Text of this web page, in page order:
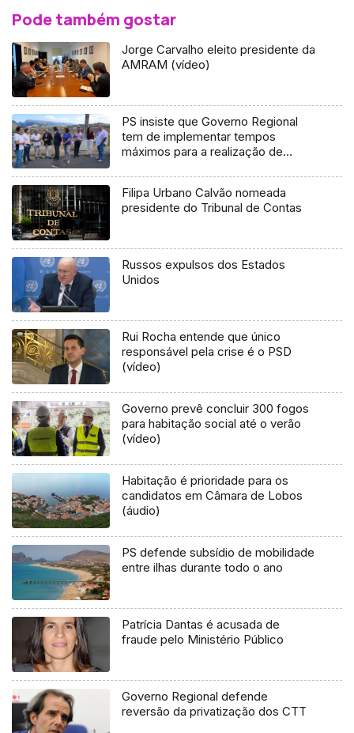
Pode também gostar
Jorge Carvalho eleito presidente da
AMRAM (vídeo)
PS insiste que Governo Regional
tem de implementar tempos
máximos para a realização de
Filipa Urbano Calvão nomeada
presidente do Tribunal de Contas
Russos expulsos dos Estados
Unidos
Rui Rocha entende que único
responsável pela crise é o PSD
(vídeo)
Governo prevê concluir 300 fogos
para habitação social até o verão
(vídeo)
Habitação é prioridade para os
candidatos em Câmara de Lobos
(áudio)
PS defende subsídio de mobilidade
entre ilhas durante todo o ano
Patrícia Dantas é acusada de
fraude pelo Ministério Público
Governo Regional defende
reversão da privatização dos CTT